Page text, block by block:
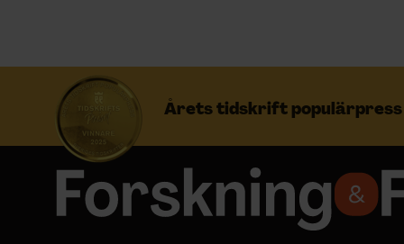
Årets tidskrift populärpress
NYHETSBREV
ÄMNEN
ARKIV & E-TIDNING
LYSSNA/PODD